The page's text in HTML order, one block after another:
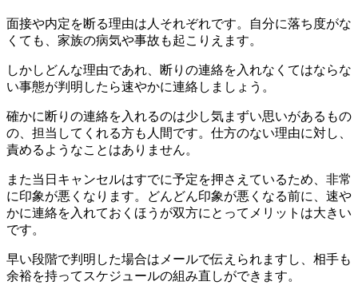
面接や内定を断る理由は人それぞれです。自分に落ち度がな
くても、家族の病気や事故も起こりえます。
しかしどんな理由であれ、断りの連絡を入れなくてはならな
い事態が判明したら速やかに連絡しましょう。
確かに断りの連絡を入れるのは少し気まずい思いがあるもの
の、担当してくれる方も人間です。仕方のない理由に対し、
責めるようなことはありません。
また当日キャンセルはすでに予定を押さえているため、非常
に印象が悪くなります。どんどん印象が悪くなる前に、速や
かに連絡を入れておくほうが双方にとってメリットは大きい
です。
早い段階で判明した場合はメールで伝えられますし、相手も
余裕を持ってスケジュールの組み直しができます。